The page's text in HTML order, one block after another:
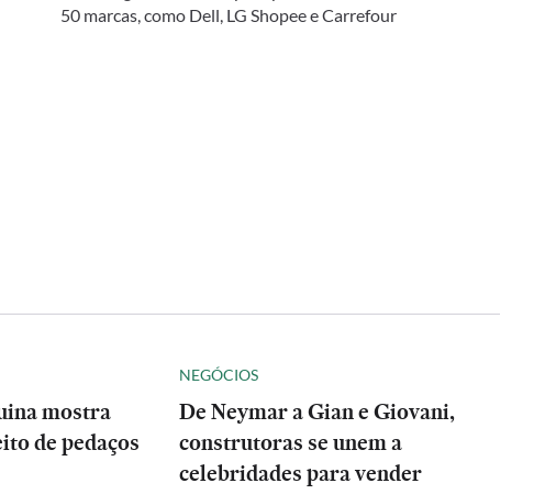
50 marcas, como Dell, LG Shopee e Carrefour
mostra
de pedaços
NEGÓCIOS
De Neymar a Gian e Giovani,
construtoras se unem a
celebridades para vender